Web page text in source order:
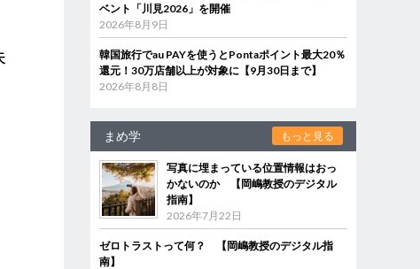
ベント「川見2026」を開催
2026年8月9日
韓国旅行でau PAYを使うとPontaポイント最大20％
還元！30万店舗以上が対象に【9月30日まで】
2026年8月8日
まめ学 もっと見る
写真に埋まっている位置情報はおっ
かないのか 【岡嶋教授のデジタル
指南】
2026年7月22日
ゼロトラストって何？ 【岡嶋教授のデジタル指
南】